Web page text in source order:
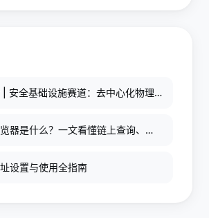
本管理的一部分来使用。
| 安全基础设施赛道：去中心化物理
器是什么？一文看懂链上查询、资
设置与使用全指南